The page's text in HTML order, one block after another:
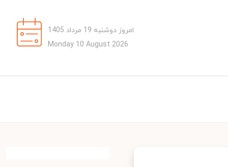
امروز دوشنبه 19 مرداد 1405
Monday 10 August 2026